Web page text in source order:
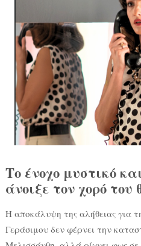
Το ένοχο μυστικό
άνοιξε τον χορό του
Η αποκάλυψη της αλήθειας για
Γεράσιμου δεν φέρνει την